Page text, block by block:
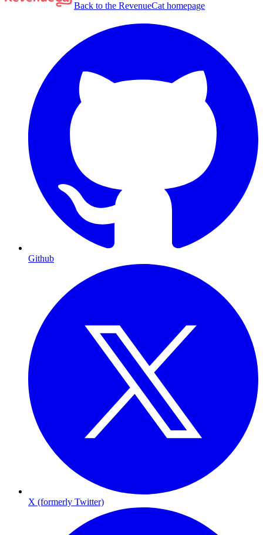
Back to the RevenueCat homepage
Github
X (formerly Twitter)